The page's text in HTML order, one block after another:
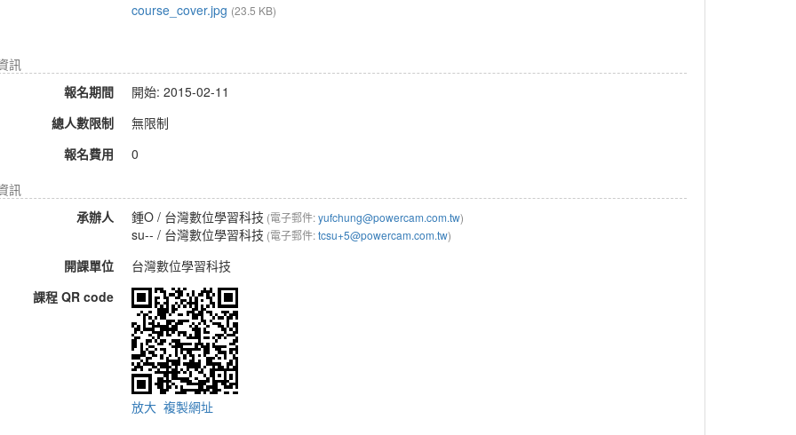
course_cover.jpg (23.5 KB)
訊
報名期間
開始: 2015-02-11
總人數限制
無限制
報名費用
0
訊
承辦人
鍾O/ 台灣數位學習科技 (電子郵件:yufchung@powercam.com.tw)
su-- / 台灣數位學習科技 (電子郵件:tcsu+5@powercam.com.tw)
開課單位
台灣數位學習科技
課程 QR code
放大 複製網址